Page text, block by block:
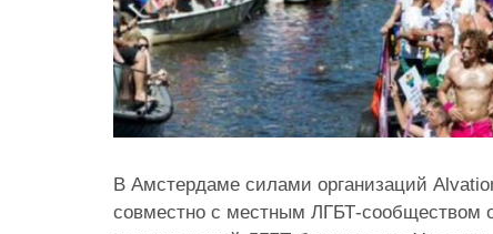
В Амстердаме силами организаций
совместно с местным ЛГБТ-сообществом